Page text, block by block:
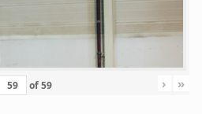
of59 › »